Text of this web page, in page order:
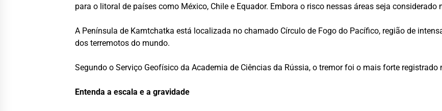
para o litoral de países como México, Chile e Equador. Embora o risco nessas áreas seja
A Península de Kamtchatka está localizada no chamado Círculo de Fogo do Pacífico, região de
dos terremotos do mundo.
Segundo o Serviço Geofísico da Academia de Ciências da Rússia, o tremor foi o mais forte registrado
Entenda a escala e a gravidade